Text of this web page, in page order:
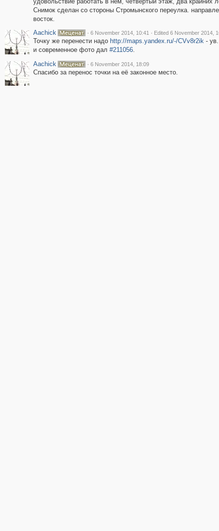
Снимок сделан со стороны Стромынского переулка.
восток.
Aachick
· 6 November 2014, 10:41 · Edited 6 November 2014,
Точку же перенести надо http://maps.yandex.ru/-/CVv8r2ik- ув.
и современное фото дал #211056.
Aachick
· 6 November 2014, 18:09
Спасибо за перенос точки на её законное место.